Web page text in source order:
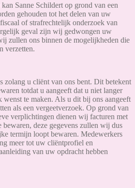
Sanne Schildert op grond van een
gehouden tot het delen van uw
of strafrechtelijk onderzoek van
geval zijn wij gedwongen uw
zullen ons binnen de mogelijkheden die
verzetten.
zolang u cliënt van ons bent. Dit betekent
totdat u aangeeft dat u niet langer
wenst te maken. Als u dit bij ons aangeeft
als een vergeetverzoek. Op grond van
verplichtingen dienen wij facturen met
bewaren, deze gegevens zullen wij dus
termijn loopt bewaren. Medewerkers
meer tot uw cliëntprofiel en
van uw opdracht hebben